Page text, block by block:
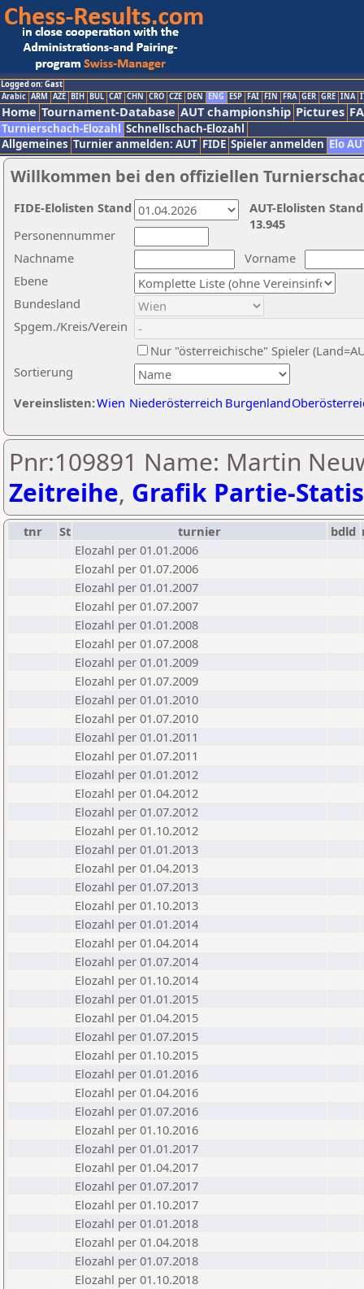
Logged on: Gast
Arabic ARM AZE BIH BUL CAT CHN CRO CZE DEN ENG ESP FAI FIN FRA GER GRE INA
Home Tournament-Database AUT championship Pictures
Turnierschach-Elozahl Schnellschach-Elozahl
Allgemeines Turnier anmelden: AUT FIDE Spieler anmelden Elo
Willkommen bei den offiziellen
Nachname
Vorname
Ebene
Sortierung
Personennummer
Bundesland
Spgem./Kreis/Verein
Nur "österreichische" Spieler
Vereinslisten:Wien Niederösterreich Burgenland
AUT-Elolisten
13.945
FIDE-Elolisten Stand
Pnr:109891 Name: Martin
Zeitreihe, Grafik Partie-
tnr St turnier bdld
Elozahl per 01.01.2006
Elozahl per 01.07.2006
Elozahl per 01.01.2007
Elozahl per 01.07.2007
Elozahl per 01.01.2008
Elozahl per 01.07.2008
Elozahl per 01.01.2009
Elozahl per 01.07.2009
Elozahl per 01.01.2010
Elozahl per 01.07.2010
Elozahl per 01.01.2011
Elozahl per 01.07.2011
Elozahl per 01.01.2012
Elozahl per 01.04.2012
Elozahl per 01.07.2012
Elozahl per 01.10.2012
Elozahl per 01.01.2013
Elozahl per 01.04.2013
Elozahl per 01.07.2013
Elozahl per 01.10.2013
Elozahl per 01.01.2014
Elozahl per 01.04.2014
Elozahl per 01.07.2014
Elozahl per 01.10.2014
Elozahl per 01.01.2015
Elozahl per 01.04.2015
Elozahl per 01.07.2015
Elozahl per 01.10.2015
Elozahl per 01.01.2016
Elozahl per 01.04.2016
Elozahl per 01.07.2016
Elozahl per 01.10.2016
Elozahl per 01.01.2017
Elozahl per 01.04.2017
Elozahl per 01.07.2017
Elozahl per 01.10.2017
Elozahl per 01.01.2018
Elozahl per 01.04.2018
Elozahl per 01.07.2018
Elozahl per 01.10.2018